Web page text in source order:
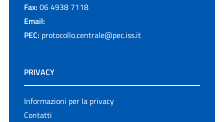
Fax: 06 4938 7118
Email:
PEC: protocollo.centrale@pec.iss.it
PRIVACY
Informazioni per la privacy
Contatti